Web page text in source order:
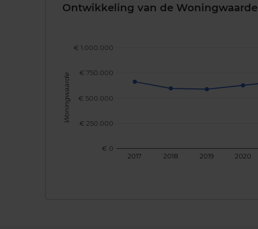
Ontwikkeling van de Woningwaarde
2017 2018 2019 2020
€ 0
€ 250.000
€ 500.000
€ 750.000
€ 1.000.000
Woningwaarde